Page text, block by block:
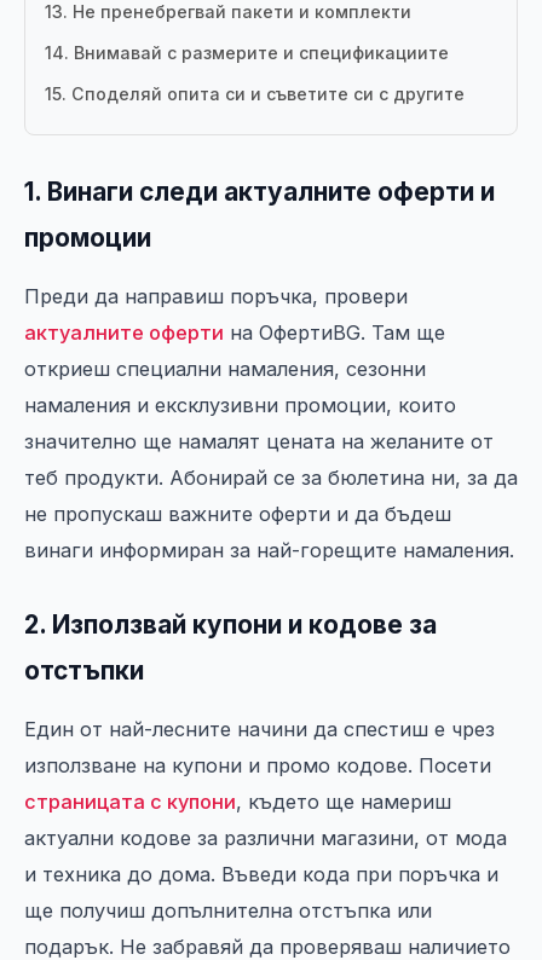
13. Не пренебрегвай пакети и комплекти
14. Внимавай с размерите и спецификациите
15. Споделяй опита си и съветите си с другите
1. Винаги следи актуалните оферти и
промоции
Преди да направиш поръчка, провери
актуалните оферти на ОфертиBG. Там ще
откриеш специални намаления, сезонни
намаления и ексклузивни промоции, които
значително ще намалят цената на желаните от
теб продукти. Абонирай се за бюлетина ни, за да
не пропускаш важните оферти и да бъдеш
винаги информиран за най-горещите намаления.
2. Използвай купони и кодове за
отстъпки
Един от най-лесните начини да спестиш е чрез
използване на купони и промо кодове. Посети
страницата с купони, където ще намериш
актуални кодове за различни магазини, от мода
и техника до дома. Въведи кода при поръчка и
ще получиш допълнителна отстъпка или
подарък. Не забравяй да проверяваш наличието